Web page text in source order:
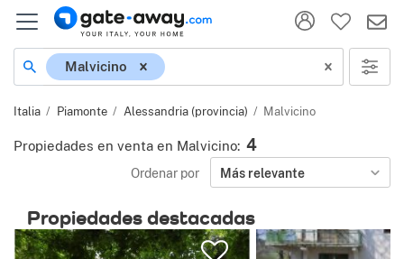
Ubicación
Malvicino
Italia Piamonte Alessandria (provincia) Malvicino
Propiedades en venta en Malvicino: 4
Ordenar por Más relevante
Propiedades destacadas